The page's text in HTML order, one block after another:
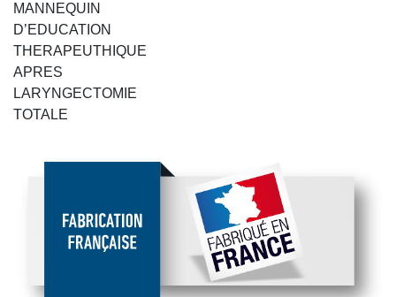
MANNEQUIN
D’EDUCATION
THERAPEUTHIQUE
APRES
LARYNGECTOMIE
TOTALE